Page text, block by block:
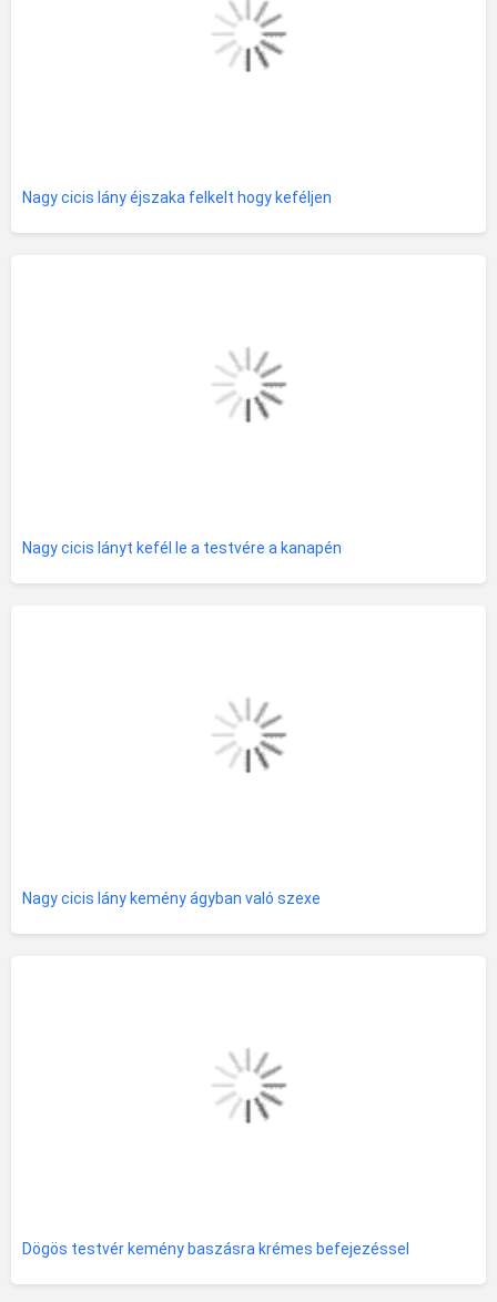
Nagy cicis lány éjszaka felkelt hogy keféljen
Nagy cicis lányt kefél le a testvére a kanapén
Nagy cicis lány kemény ágyban való szexe
Dögös testvér kemény baszásra krémes befejezéssel